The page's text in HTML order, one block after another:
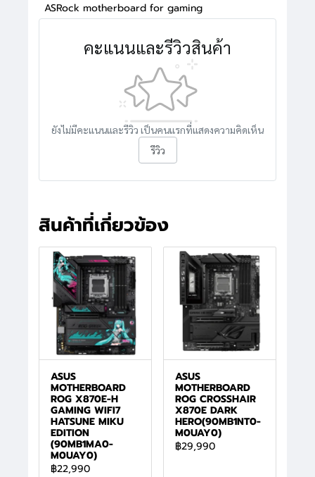
ASRock motherboard for gaming
คะแนนและรีวิวสินค้า
ยังไม่มีคะแนนและรีวิว เป็นคนแรกที่แสดงความคิดเห็น
รีวิว
สินค้าที่เกี่ยวข้อง
ASUS
MOTHERBOARD
ROG X870E-H
GAMING WIFI7
HATSUNE MIKU
EDITION
(90MB1MA0-
M0UAY0)
฿22,990
ASUS
MOTHERBOARD
ROG CROSSHAIR
X870E DARK
HERO(90MB1NT0-
M0UAY0)
฿29,990